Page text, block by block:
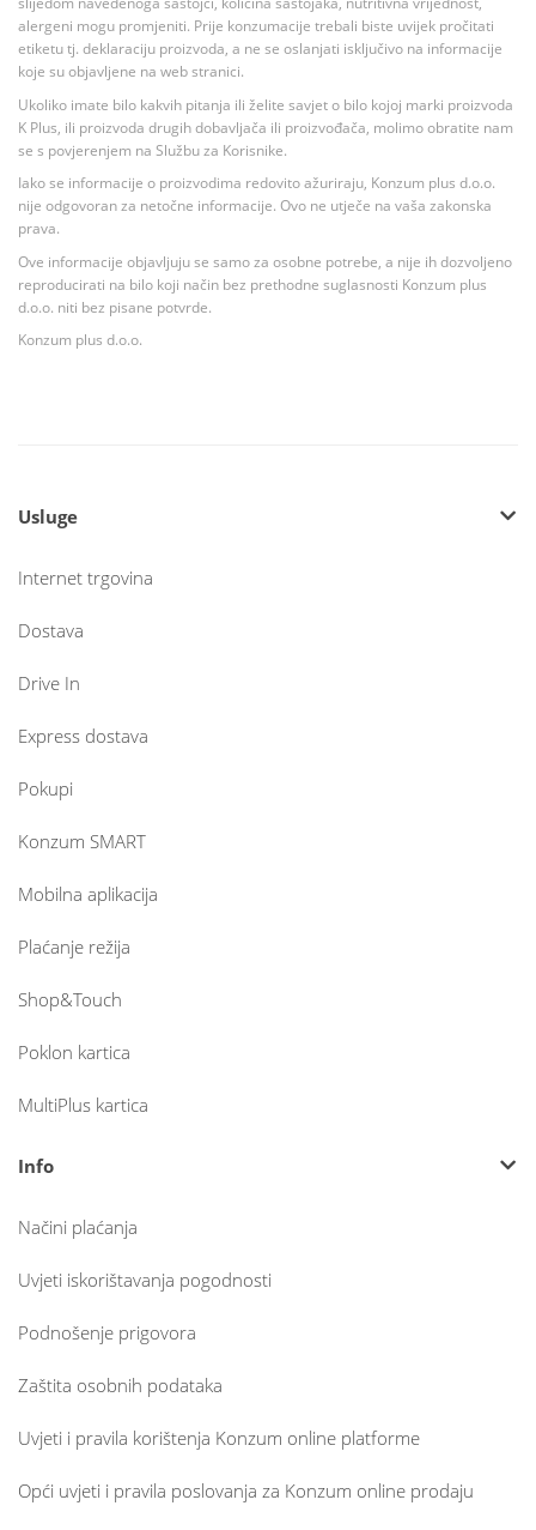
alergeni mogu promjeniti. Prije konzumacije trebali biste uvijek pročitati
etiketu tj. deklaraciju proizvoda, a ne se oslanjati isključivo na informacije
koje su objavljene na web stranici.
Ukoliko imate bilo kakvih pitanja ili želite savjet o bilo kojoj marki proizvoda
K Plus, ili proizvoda drugih dobavljača ili proizvođača, molimo obratite nam
se s povjerenjem na Službu za Korisnike.
Iako se informacije o proizvodima redovito ažuriraju, Konzum plus d.o.o.
nije odgovoran za netočne informacije. Ovo ne utječe na vaša zakonska
prava.
Ove informacije objavljuju se samo za osobne potrebe, a nije ih dozvoljeno
reproducirati na bilo koji način bez prethodne suglasnosti Konzum plus
d.o.o. niti bez pisane potvrde.
Konzum plus d.o.o.
Usluge
Internet trgovina
Dostava
Drive In
Express dostava
Pokupi
Konzum SMART
Mobilna aplikacija
Plaćanje režija
Shop&Touch
Poklon kartica
MultiPlus kartica
Info
Načini plaćanja
Uvjeti iskorištavanja pogodnosti
Podnošenje prigovora
Zaštita osobnih podataka
Uvjeti i pravila korištenja Konzum online platforme
Opći uvjeti i pravila poslovanja za Konzum online prodaju